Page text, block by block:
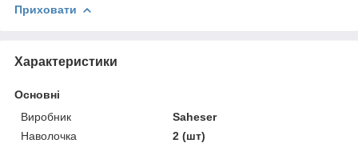
Приховати
Характеристики
Основні
Виробник
Saheser
Наволочка
2 (шт)